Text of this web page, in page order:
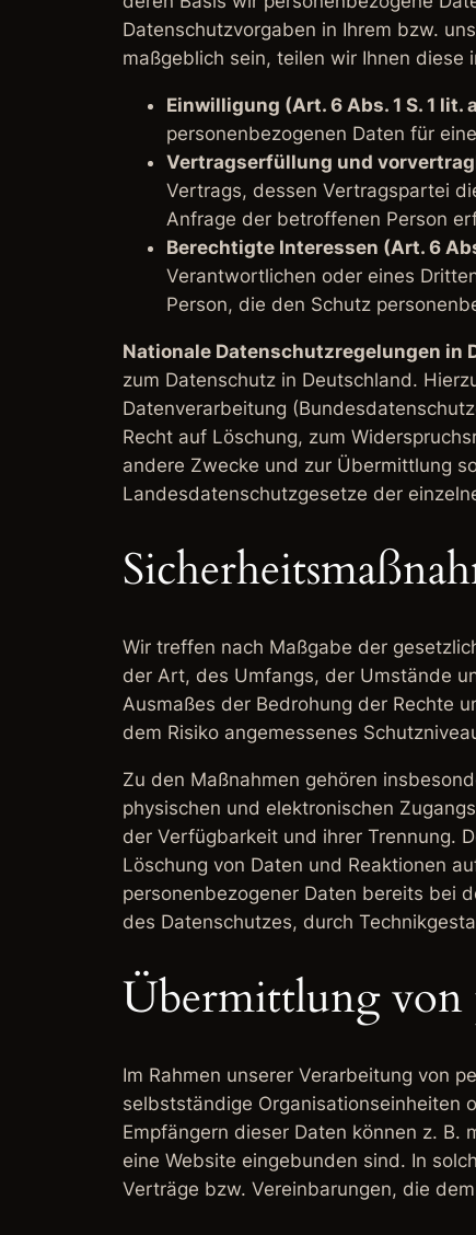
Datenschutzvorgaben in Ihrem bzw.
maßgeblich sein, teilen wir Ihnen diese
Einwilligung (Art. 6 Abs. 1 S. 1 lit.
personenbezogenen Daten für
Vertragserfüllung und
Vertrags, dessen Vertragspartei
Anfrage der betroffenen Person
Berechtigte Interessen (Art. 6
Verantwortlichen oder eines
Person, die den Schutz
Nationale Datenschutzregelungen in
zum Datenschutz in Deutschland.
Datenverarbeitung
Recht auf Löschung, zum
andere Zwecke und zur Übermittlung
Landesdatenschutzgesetze der
Wir treffen nach Maßgabe der
der Art, des Umfangs, der Umstände
Ausmaßes der Bedrohung der Rechte
dem Risiko angemessenes
Zu den Maßnahmen gehören
physischen und elektronischen
der Verfügbarkeit und ihrer Trennung.
Löschung von Daten und Reaktionen
personenbezogener Daten bereits bei
des Datenschutzes, durch
Übermittlung von
Im Rahmen unserer Verarbeitung von
selbstständige Organisationseinheiten
Empfängern dieser Daten können z.
eine Website eingebunden sind. In
Verträge bzw. Vereinbarungen, die